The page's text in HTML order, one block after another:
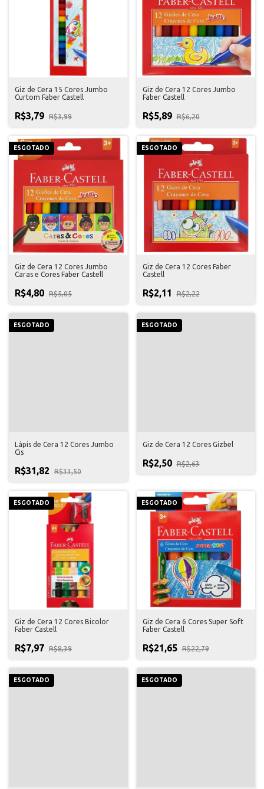
Giz de Cera 15 Cores Jumbo
Curtom Faber Castell
R$3,79 R$3,99
Giz de Cera 12 Cores Jumbo
Faber Castell
R$5,89 R$6,20
ESGOTADO
Giz de Cera 12 Cores Jumbo
Caras e Cores Faber Castell
R$4,80 R$5,05
ESGOTADO
Giz de Cera 12 Cores Faber
Castell
R$2,11 R$2,22
ESGOTADO
Lápis de Cera 12 Cores Jumbo
Cis
R$31,82 R$33,50
ESGOTADO
Giz de Cera 12 Cores Gizbel
R$2,50 R$2,63
ESGOTADO
Giz de Cera 12 Cores Bicolor
Faber Castell
R$7,97 R$8,39
ESGOTADO
Giz de Cera 6 Cores Super Soft
Faber Castell
R$21,65 R$22,79
ESGOTADO ESGOTADO